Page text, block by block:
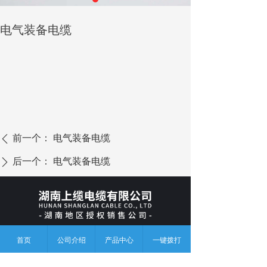
ꄴ 前一个： 电气装备电缆
ꄲ 后一个： 电气装备电缆
电气装备电缆
首页 公司介绍 产品中心 一键拨打